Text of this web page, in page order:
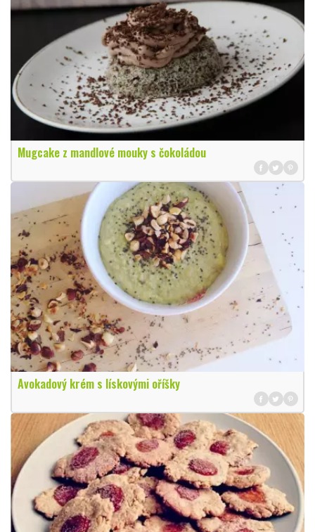
Mugcake z mandlové mouky s čokoládou
Avokadový krém s lískovými oříšky